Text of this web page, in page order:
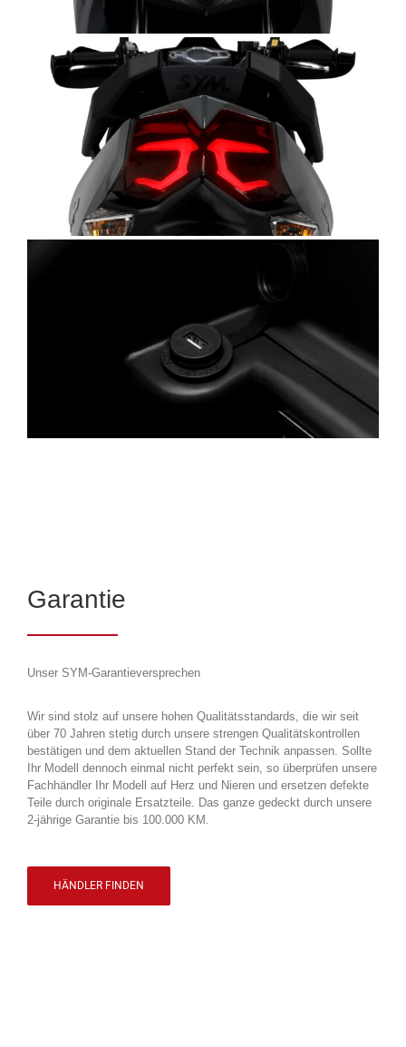
Garantie
Unser SYM-Garantieversprechen
Wir sind stolz auf unsere hohen Qualitätsstandards, die wir seit
über 70 Jahren stetig durch unsere strengen Qualitätskontrollen
bestätigen und dem aktuellen Stand der Technik anpassen. Sollte
Ihr Modell dennoch einmal nicht perfekt sein, so überprüfen unsere
Fachhändler Ihr Modell auf Herz und Nieren und ersetzen defekte
Teile durch originale Ersatzteile. Das ganze gedeckt durch unsere
2-jährige Garantie bis 100.000 KM.
HÄNDLER FINDEN